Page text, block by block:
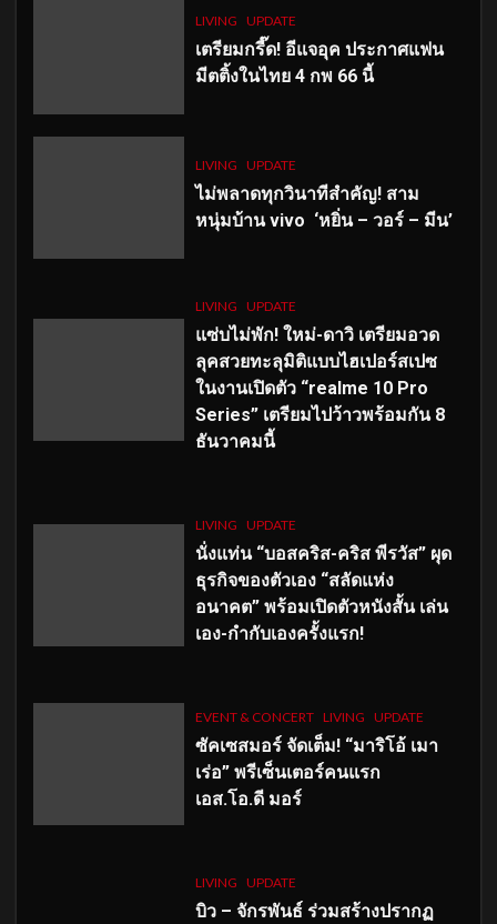
LIVING UPDATE
เตรียมกรี๊ด! อีแจอุค ประกาศแฟน
มีตติ้งในไทย 4 กพ 66 นี้
LIVING UPDATE
ไม่พลาดทุกวินาทีสำคัญ! สาม
หนุ่มบ้าน vivo ‘หยิ่น – วอร์ – มีน’
LIVING UPDATE
แซ่บไม่พัก! ใหม่-ดาวิ เตรียมอวด
ลุคสวยทะลุมิติแบบไฮเปอร์สเปซ
ในงานเปิดตัว “realme 10 Pro
Series” เตรียมไปว้าวพร้อมกัน 8
ธันวาคมนี้
LIVING UPDATE
นั่งแท่น “บอสคริส-คริส พีรวัส” ผุด
ธุรกิจของตัวเอง “สลัดแห่ง
อนาคต” พร้อมเปิดตัวหนังสั้น เล่น
เอง-กำกับเองครั้งแรก!
EVENT & CONCERT LIVING UPDATE
ซัคเซสมอร์ จัดเต็ม! “มาริโอ้ เมา
เร่อ” พรีเซ็นเตอร์คนแรก
เอส.โอ.ดี มอร์
LIVING UPDATE
บิว – จักรพันธ์ ร่วมสร้างปรากฏ